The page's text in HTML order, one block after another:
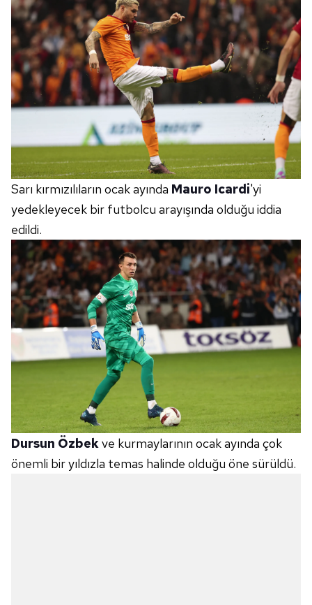
Sarı kırmızılıların ocak ayında Mauro Icardi'yi
yedekleyecek bir futbolcu arayışında olduğu iddia
edildi.
Dursun Özbekve kurmaylarının ocak ayında çok
önemli bir yıldızla temas halinde olduğu öne sürüldü.